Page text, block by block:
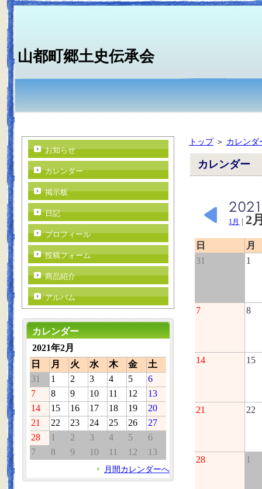
山都町郷土史伝承会
トップ＞ カレンダ
カレンダー
1月 | 2
日
月
31
1
7 8
14 15
21 22
28 1
お知らせ
カレンダー
掲示板
日記
プロフィール
投稿フォーム
商品紹介
アルバム
カレンダー
2021年2月
日
月 火 水 木 金
土
31
1 2 3 4 5
6
7
8 9 10 11 12
13
14
15 16 17 18 19
20
21
22 23 24 25 26
27
28
1 2 3 4 5
6
7
8 9 10 11 12 13
月間カレンダーへ